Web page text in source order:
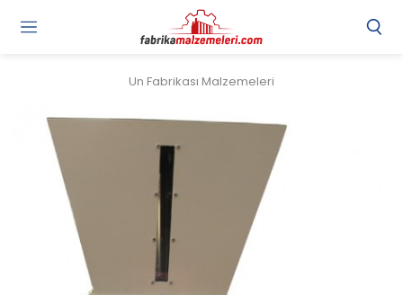
Un Fabrikası Malzemeleri